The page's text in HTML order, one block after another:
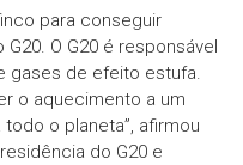
para conseguir
O G20 é responsável
gases de efeito estufa.
o aquecimento a um
o planeta”, afirmou
do G20 e